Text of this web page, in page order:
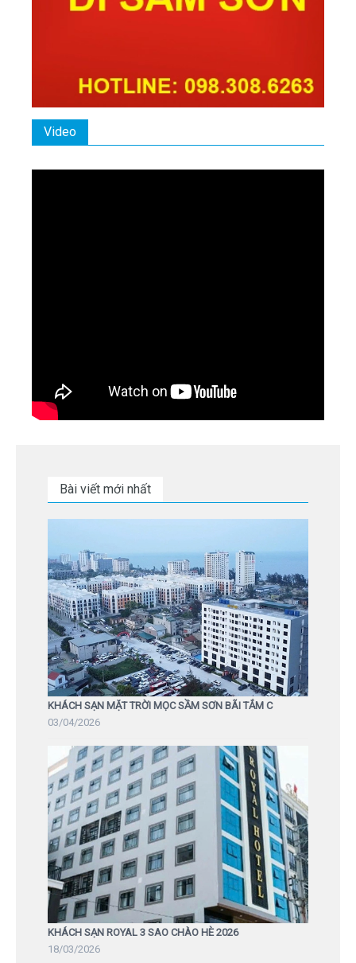
Video
Bài viết mới nhất
KHÁCH SẠN MẶT TRỜI MỌC SẦM SƠN BÃI TẮM C
03/04/2026
KHÁCH SẠN ROYAL 3 SAO CHÀO HÈ 2026
18/03/2026